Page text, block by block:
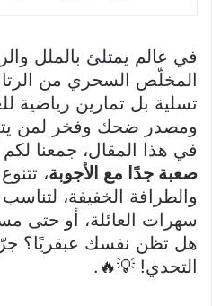
في عالم يمتلئ بالملل
المخلّص السحري من
تسلية بل تمارين رياضية
ومصدر ضحك وفخر لمن
في هذا المقال، جمعنا لكم
صعبة جدًا مع الأجوبة،
والطرافة الخفيفة،
سهرات العائلة، أو حتى
هل تظن نفسك عبقريًا؟
التحدي! 💡🔥.